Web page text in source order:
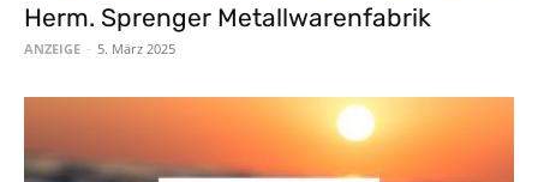
Herm. Sprenger Metallwarenfabrik
ANZEIGE - 5. März 2025